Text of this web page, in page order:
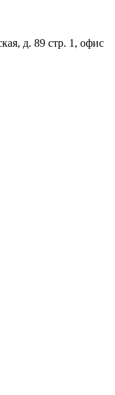
д. 89 стр. 1, офис